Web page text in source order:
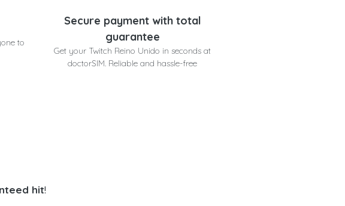
to
Secure payment with total
guarantee
Get your Twitch Reino Unido in seconds at
doctorSIM. Reliable and hassle-free
hit!